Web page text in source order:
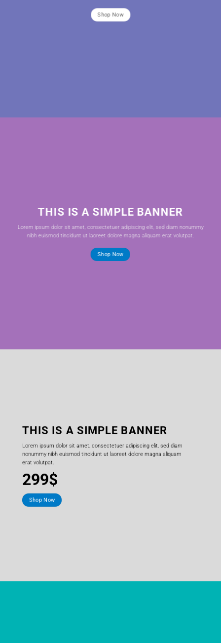
Shop Now
THIS IS A SIMPLE BANNER
Lorem ipsum dolor sit amet, consectetuer adipiscing elit, sed diam nonummy
nibh euismod tincidunt ut laoreet dolore magna aliquam erat volutpat.
Shop Now
THIS IS A SIMPLE BANNER
Lorem ipsum dolor sit amet, consectetuer adipiscing elit, sed diam
nonummy nibh euismod tincidunt ut laoreet dolore magna aliquam
erat volutpat.
299$
Shop Now